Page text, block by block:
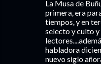
La Musa de
primera, era
tiempos, y en
selecto y culto
habladora
nuevo siglo